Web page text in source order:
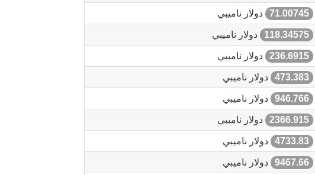
71.00745 دولار ناميبي
118.34575 دولار ناميبي
236.6915 دولار ناميبي
473.383 دولار ناميبي
946.766 دولار ناميبي
2366.915 دولار ناميبي
4733.83 دولار ناميبي
9467.66 دولار ناميبي